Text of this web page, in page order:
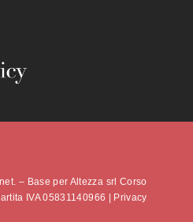
– Base per Altezza srl Corso
IVA 05831140966 |
Privacy